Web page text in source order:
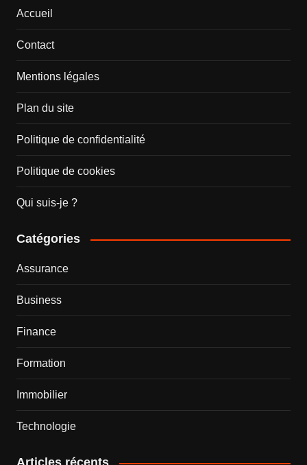
Accueil
Contact
Mentions légales
Plan du site
Politique de confidentialité
Politique de cookies
Qui suis-je ?
Catégories
Assurance
Business
Finance
Formation
Immobilier
Technologie